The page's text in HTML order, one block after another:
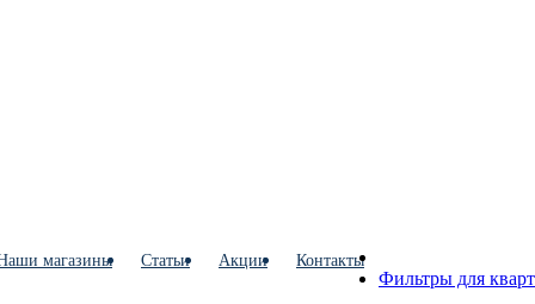
магазины Статьи Акции Контакты
Фильтры для